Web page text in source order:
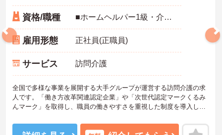
資格/職種 ■ホームヘルパー1級・介護職員実務者研修修了者必須・介護職員基礎研修修了者士 いずれか必須 ■普通自動車免許必須（ＡＴ限定可） ■経験1年以上必須 ■必要なＰＣスキル：入力程度
雇用形態 正社員(正職員)
サービス 訪問介護
全国で多様な事業を展開する大手グループが運営する訪問介護の求
人です。「働き方改革関連認定企業」や「次世代認定マークくるみ
んマーク」を取得し、職員の働きやすさを重視した制度を導入して
視点でキャリアを築くことが可能です。また、時間帯別の加算手当